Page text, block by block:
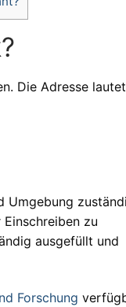
Die Adresse
Umgebung
zu
ausgefüllt und
Forschung